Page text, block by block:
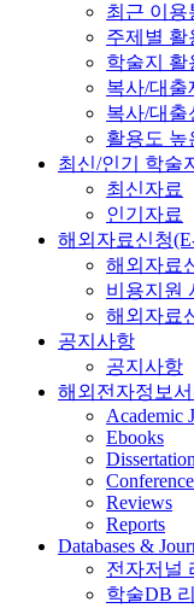
최근 이용
주제별 활
학술지 활
복사/대출
복사/대출
활용도 높
최신/인기 학술
최신자료
인기자료
해외자료신청
해외자료
비용지원
해외자료
공지사항
공지사항
해외전자정보
Academic
Ebooks
Reviews
Reports
Databases &
전자저널
학술DB